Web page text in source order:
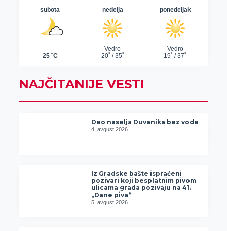
NAJČITANIJE VESTI
Deo naselja Duvanika bez vode
4. avgust 2026.
Iz Gradske bašte ispraćeni
pozivari koji besplatnim pivom
ulicama grada pozivaju na 41.
„Dane piva“
5. avgust 2026.